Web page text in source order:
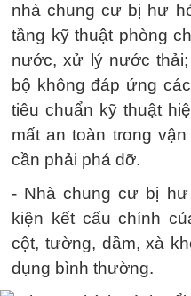
nhà chung cư bị hư
tầng kỹ thuật phòng
nước, xử lý nước
bộ không đáp ứng
tiêu chuẩn kỹ thuật
mất an toàn trong
cần phải phá dỡ.
- Nhà chung cư bị
kiện kết cấu chính
cột, tường, dầm, xà
dụng bình thường.